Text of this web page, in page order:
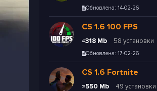
Обновлена: 14-02-26
CS 1.6 100 FPS
≈318 Mb 58 установки
Обновлена: 17-02-26
CS 1.6 Fortnite
≈550 Mb 49 установки